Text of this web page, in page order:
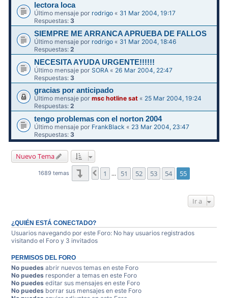
lectora loca
Último mensaje por rodrigo « 31 Mar 2004, 19:17
Respuestas:3
SIEMPRE ME ARRANCA APRUEBA DE FALLOS
Último mensaje por rodrigo « 31 Mar 2004, 18:46
Respuestas:2
NECESITA AYUDA URGENTE!!!!!!
Último mensaje porSORA « 26 Mar 2004, 22:47
Respuestas:3
gracias por anticipado
Último mensaje pormsc hotline sat « 25 Mar 2004, 19:24
Respuestas:2
tengo problemas con el norton 2004
Último mensaje por FrankBlack « 23 Mar 2004, 23:47
Respuestas:3
Nuevo Tema
1689 temas Página55 de55
Anterior
1 … 51 52 53 54 55
Ir a
¿QUIÉN ESTÁ CONECTADO?
Usuarios navegando por este Foro: No hay usuarios registrados
visitando el Foro y 3 invitados
PERMISOS DEL FORO
No puedes abrir nuevos temas en este Foro
No puedes responder a temas en este Foro
No puedes editar sus mensajes en este Foro
No puedes borrar sus mensajes en este Foro